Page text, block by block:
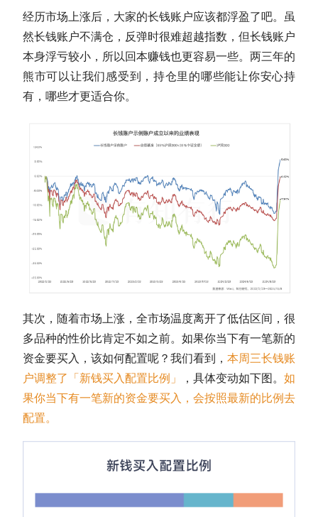
经历市场上涨后，大家的长钱账户应该都浮盈了吧。虽
然长钱账户不满仓，反弹时很难超越指数，但长钱账户
本身浮亏较小，所以回本赚钱也更容易一些。两三年的
熊市可以让我们感受到，持仓里的哪些能让你安心持
有，哪些才更适合你。
其次，随着市场上涨，全市场温度离开了低估区间，很
多品种的性价比肯定不如之前。如果你当下有一笔新的
资金要买入，该如何配置呢？我们看到， 本周三长钱账
户调整了「新钱买入配置比例」
，具体变动如下图。 如
果你当下有一笔新的资金要买入，会按照最新的比例去
配置。